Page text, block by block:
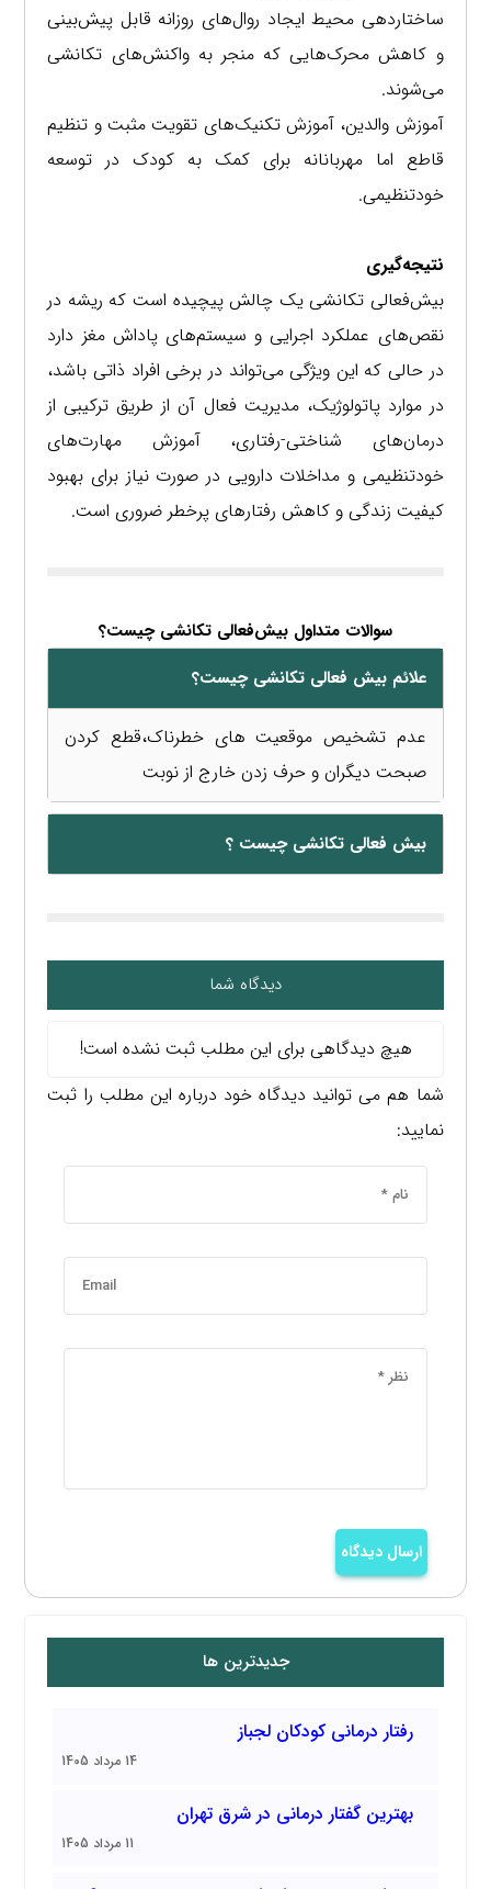
ساختاردهی محیط ایجاد روال‌های روزانه قابل پیش‌بینی
و کاهش محرک‌هایی که منجر به واکنش‌های تکانشی
می‌شوند.
آموزش والدین، آموزش تکنیک‌های تقویت مثبت و تنظیم
قاطع اما مهربانانه برای کمک به کودک در توسعه
خودتنظیمی.
نتیجه‌گیری
بیش‌فعالی تکانشی یک چالش پیچیده است که ریشه در
نقص‌های عملکرد اجرایی و سیستم‌های پاداش مغز دارد
در حالی که این ویژگی می‌تواند در برخی افراد ذاتی باشد،
در موارد پاتولوژیک، مدیریت فعال آن از طریق ترکیبی از
درمان‌های شناختی-رفتاری، آموزش مهارت‌های
خودتنظیمی و مداخلات دارویی در صورت نیاز برای بهبود
کیفیت زندگی و کاهش رفتارهای پرخطر ضروری است.
سوالات متداول بیش‌فعالی تکانشی چیست؟
علائم بیش فعالی تکانشی چیست؟
عدم تشخیص موقعیت های خطرناک،قطع کردن
صبحت دیگران و حرف زدن خارج از نوبت
بیش فعالی تکانشی چیست ؟
دیدگاه شما
هیچ دیدگاهی برای این مطلب ثبت نشده است!
شما هم می توانید دیدگاه خود درباره این مطلب را ثبت
نمایید:
ارسال دیدگاه
جدیدترین ها
رفتار درمانی کودکان لجباز
14 مرداد 1405
بهترین گفتار درمانی در شرق تهران
11 مرداد 1405